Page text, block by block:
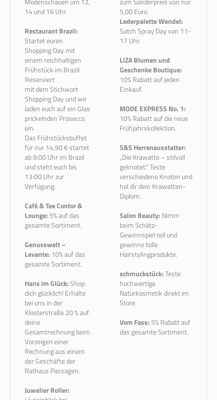
14 und 16 Uhr.
Restaurant Brazil:
Startet euren
Shopping Day mit
einem reichhaltigen
Frühstück im Brazil.
Reserviert
mit dem Stichwort
Shopping Day und wir
laden euch auf ein Glas
prickelnden Prosecco
ein.
Das Frühstücksbuffet
für nur 14,90 € startet
ab 9:00 Uhr im Brazil
und steht euch bis
13:00 Uhr zur
Verfügung.
Café & Tee Contor &
Lounge: 5% auf das
gesamte Sortiment.
Genusswelt –
Levante: 10% auf das
gesamte Sortiment.
Hans im Glück:Shop
dich glücklich! Erhalte
bei uns in der
Klosterstraße 20 % auf
deine
Gesamtrechnung beim
Vorzeigen einer
Rechnung aus einem
der Geschäfte der
Rathaus Passagen.
Juwelier Roller:
5,00 Euro.
Lederpalette Wendel:
Satch Spray Day von 11-
17 Uhr.
LIZA Blumen und
Geschenke Boutique:
10% Rabatt auf jeden
Einkauf.
MODE EXPRESS No. 1:
10% Rabatt auf die neue
Frühjahrskollektion.
S&S Herrenausstatter:
„Die Krawatte – stilvoll
geknotet.“ Teste
verschiedene Knoten und
hol dir dein Krawatten-
Diplom.
Salon Beauty: Nimm
beim Schätz-
Gewinnspiel teil und
gewinne tolle
Hairstylingprodukte.
schmuckstück:Teste
hochwertige
Naturkosmetik direkt im
Store.
Vom Fass: 5% Rabatt auf
das gesamte Sortiment.